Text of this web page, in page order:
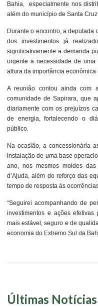
Bahia, especialmente nos
além do município de Santa
Durante o encontro, a deputada
dos investimentos já
significativamente a demanda
urgente a necessidade de
altura da importância
A reunião contou ainda com
comunidade de Sapirara, que
diariamente com os prejuízos
de energia, fortalecendo o
público.
Na ocasião, a concessionária
instalação de uma base
ano, nos mesmos moldes
d’Ajuda, além do reforço das
tempo de resposta às
“Seguirei acompanhando de
investimentos e ações
mais estável, seguro e de
economia do Extremo Sul da
Últimas Notícias